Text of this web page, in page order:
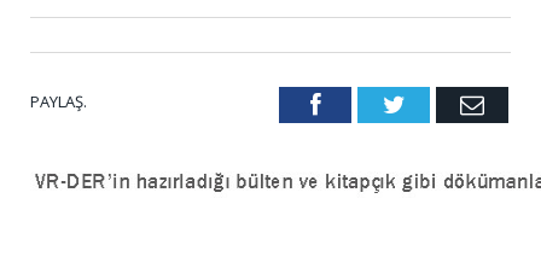
PAYLAŞ. FacebookTwitter Email